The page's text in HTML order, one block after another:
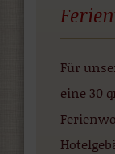
Für
eine 30